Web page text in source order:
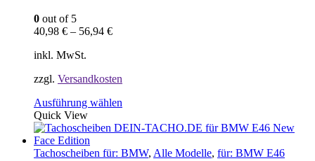
0 out of 5
40,98 € – 56,94 €
inkl. MwSt.
zzgl. Versandkosten
Ausführung wählen
weist
Varianten
Quick View
Tachoscheiben für: BMW, Alle Modelle, für: BMW E46